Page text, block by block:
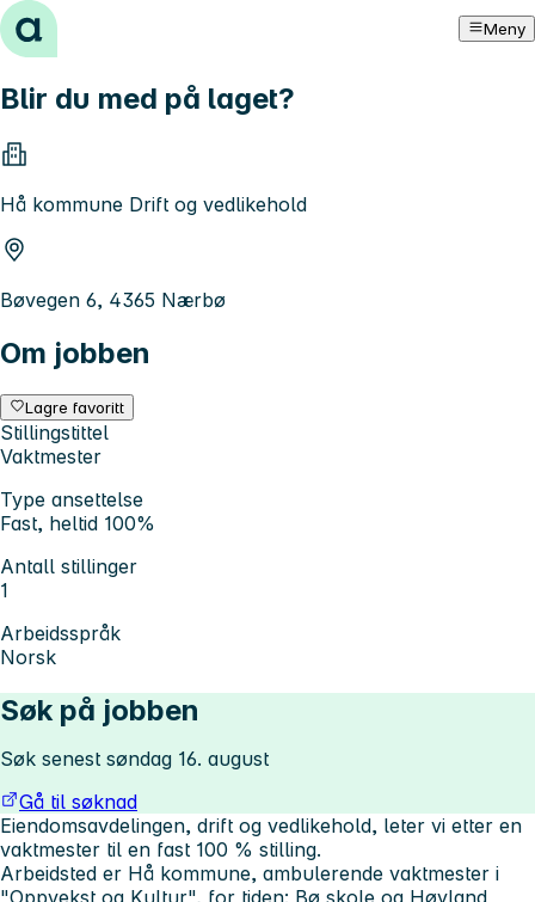
Hopp til innhold Meny
Blir du med på laget?
Hå kommune Drift og vedlikehold
Bøvegen 6, 4365 Nærbø
Om jobben
Lagre favoritt
Stillingstittel
Vaktmester
Type ansettelse
Fast, heltid 100%
Antall stillinger
1
Arbeidsspråk
Norsk
Søk på jobben
Søk senest søndag 16. august
Gå til søknad
Eiendomsavdelingen, drift og vedlikehold, leter vi etter en
vaktmester til en fast 100 % stilling.
Arbeidsted er Hå kommune, ambulerende vaktmester i
"Oppvekst og Kultur", for tiden; Bø skole og Høyland